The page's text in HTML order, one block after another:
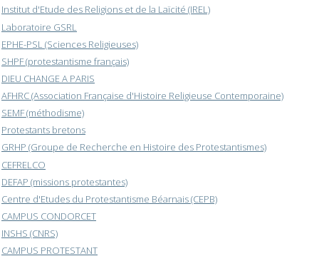
Institut d'Etude des Religions et de la Laïcité (IREL)
Laboratoire GSRL
EPHE-PSL (Sciences Religieuses)
SHPF (protestantisme français)
DIEU CHANGE A PARIS
AFHRC (Association Française d'Histoire Religieuse Contemporaine)
SEMF (méthodisme)
Protestants bretons
GRHP (Groupe de Recherche en Histoire des Protestantismes)
CEFRELCO
DEFAP (missions protestantes)
Centre d'Etudes du Protestantisme Béarnais (CEPB)
CAMPUS CONDORCET
INSHS (CNRS)
CAMPUS PROTESTANT